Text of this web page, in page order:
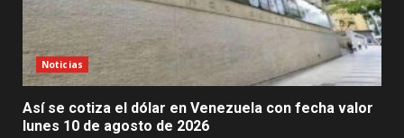
Noticias
Así se cotiza el dólar en Venezuela con fecha valor
lunes 10 de agosto de 2026